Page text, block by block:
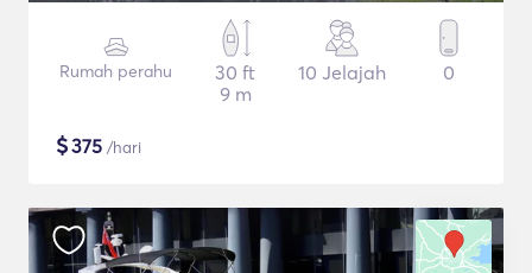
Rumah perahu
30 ft
9 m
10 Jelajah 0
$375 /hari